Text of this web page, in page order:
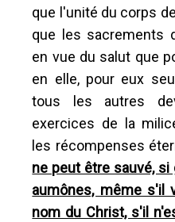
que l'unité du corps
que les sacrements
en vue du salut que
en elle, pour eux
tous les autres
exercices de la
les récompenses
ne peut être sauvé,
aumônes, même s'il
nom du Christ, s'il